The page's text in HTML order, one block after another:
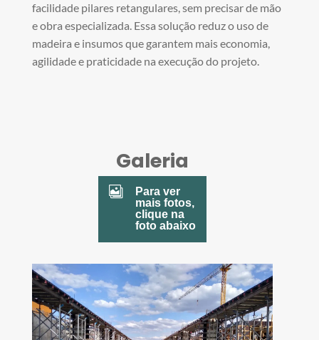
facilidade pilares retangulares, sem precisar de mão
e obra especializada. Essa solução reduz o uso de
madeira e insumos que garantem mais economia,
agilidade e praticidade na execução do projeto.
Galeria

Para ver
mais fotos,
clique na
foto abaixo